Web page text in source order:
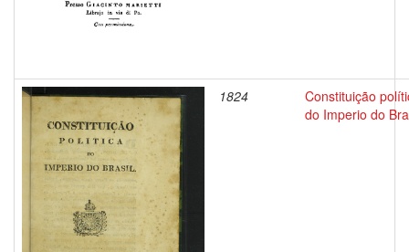
1824
Constituição
do Imperio do